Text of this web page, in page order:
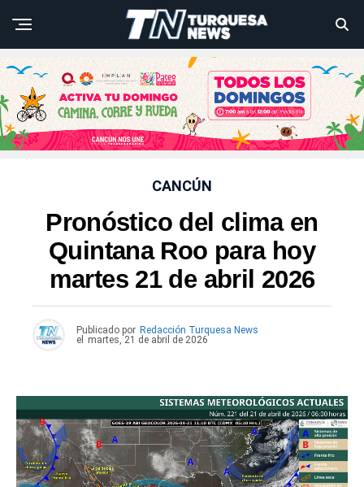
CANCÚN
Pronóstico del clima en
Quintana Roo para hoy
martes 21 de abril 2026
Publicado por Redacción Turquesa News
el
martes, 21 de abril de 2026